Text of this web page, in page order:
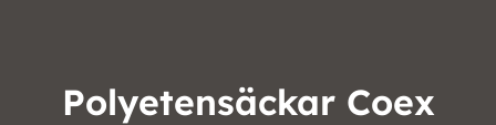
Polyetensäckar Coex